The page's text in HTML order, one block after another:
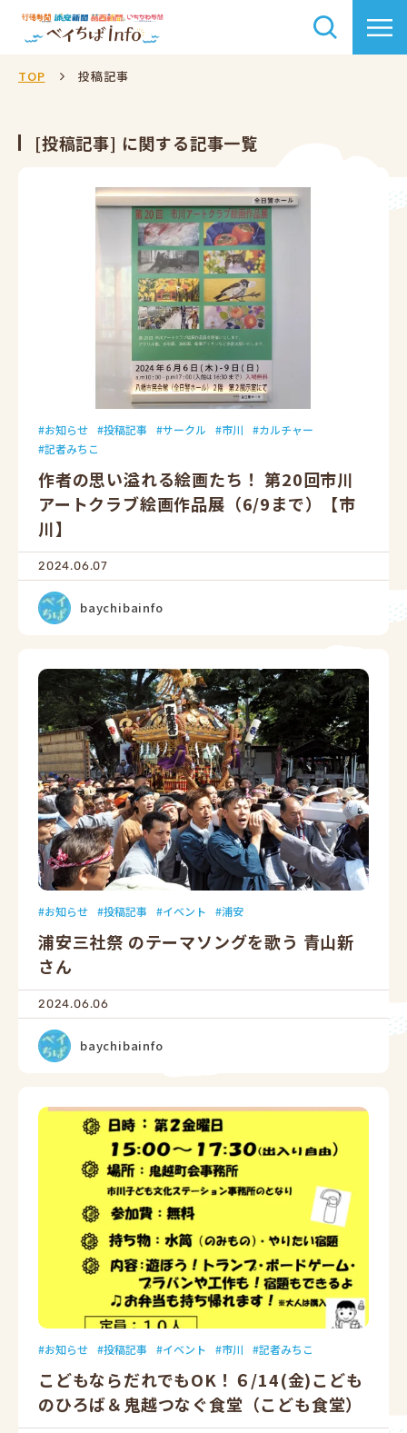
TOP 投稿記事
[投稿記事] に関する記事一覧
お知らせ 投稿記事 サークル 市川
カルチャー
記者みちこ
作者の思い溢れる絵画たち！ 第20回市川
アートクラブ絵画作品展（6/9まで）【市
川】
2024.06.07
baychibainfo
お知らせ 投稿記事 イベント 浦安
浦安三社祭 のテーマソングを歌う 青山新
さん
2024.06.06
baychibainfo
お知らせ 投稿記事 イベント 市川 記者みちこ
こどもならだれでもOK！６/14(金)こども
のひろば＆鬼越つなぐ食堂（こども食堂）